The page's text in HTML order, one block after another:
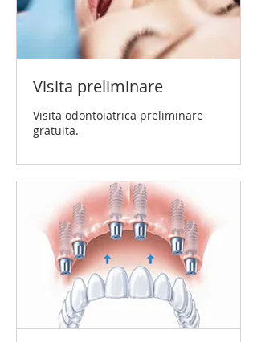
Visita preliminare
Visita odontoiatrica preliminare
gratuita.